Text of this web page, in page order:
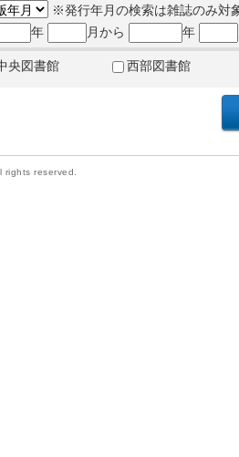
※発行年月の検索は雑誌のみ対
年
月から 年
央図書館 西部図書館
reserved.